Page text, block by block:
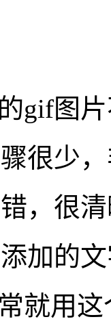
gif图
很少
，很
加的
就用